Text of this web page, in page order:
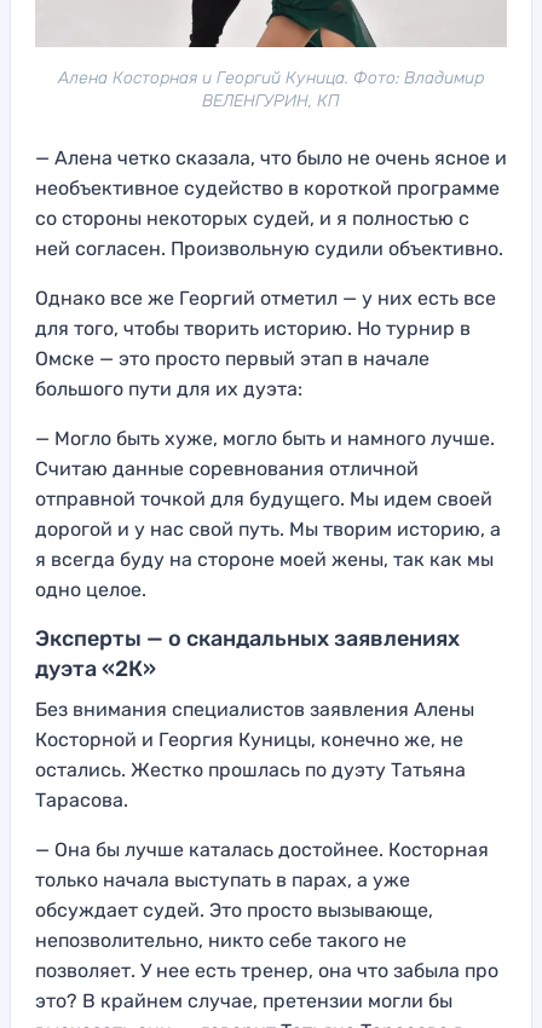
Алена Косторная и Георгий Куница. Фото: Владимир
ВЕЛЕНГУРИН, КП
— Алена четко сказала, что было не очень ясное и
необъективное судейство в короткой программе
со стороны некоторых судей, и я полностью с
ней согласен. Произвольную судили объективно.
Однако все же Георгий отметил — у них есть все
для того, чтобы творить историю. Но турнир в
Омске — это просто первый этап в начале
большого пути для их дуэта:
— Могло быть хуже, могло быть и намного лучше.
Считаю данные соревнования отличной
отправной точкой для будущего. Мы идем своей
дорогой и у нас свой путь. Мы творим историю, а
я всегда буду на стороне моей жены, так как мы
одно целое.
Эксперты — о скандальных заявлениях
дуэта «2К»
Без внимания специалистов заявления Алены
Косторной и Георгия Куницы, конечно же, не
остались. Жестко прошлась по дуэту Татьяна
Тарасова.
— Она бы лучше каталась достойнее. Косторная
только начала выступать в парах, а уже
обсуждает судей. Это просто вызывающе,
непозволительно, никто себе такого не
позволяет. У нее есть тренер, она что забыла про
это? В крайнем случае, претензии могли бы